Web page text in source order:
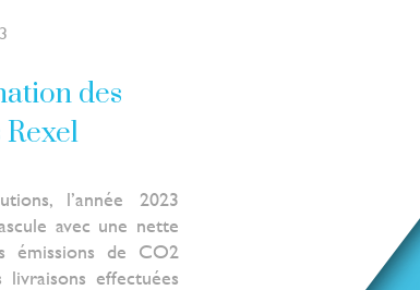
des
l’année 2023
avec une nette
émissions de CO2
livraisons effectuées